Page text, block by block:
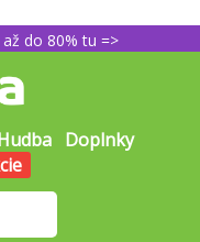
do 80% tu =>
Doplnky